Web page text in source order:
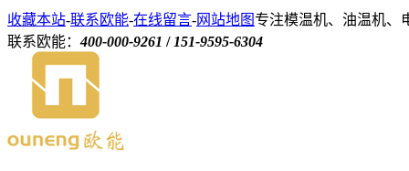
收藏本站-联系欧能-在线留言-网站地图专注模温机、油温机、
联系欧能：400-000-9261 / 151-9595-6304